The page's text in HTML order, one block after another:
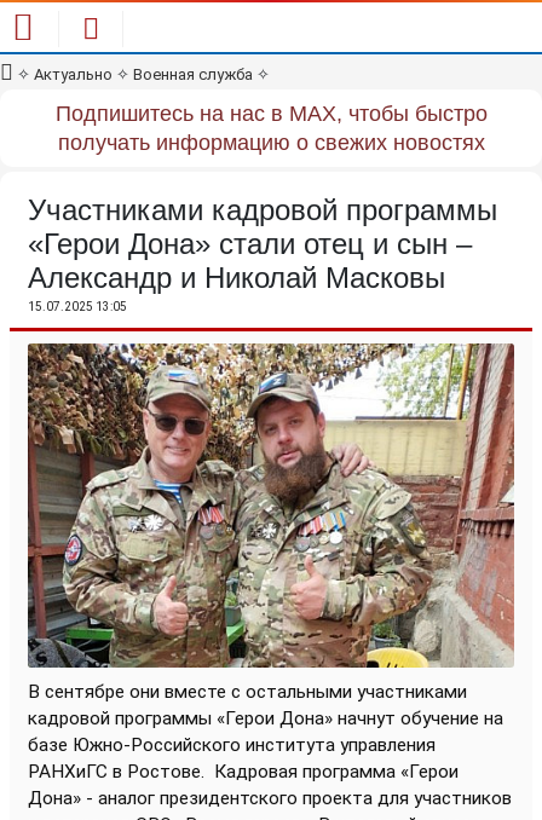
✧ Актуально ✧ Военная служба ✧
Подпишитесь на нас в MAX, чтобы быстро
получать информацию о свежих новостях
Участниками кадровой программы
«Герои Дона» стали отец и сын –
Александр и Николай Масковы
15.07.2025 13:05
В сентябре они вместе с остальными участниками
кадровой программы «Герои Дона» начнут обучение на
базе Южно-Российского института управления
РАНХиГС в Ростове. Кадровая программа «Герои
Дона» - аналог президентского проекта для участников